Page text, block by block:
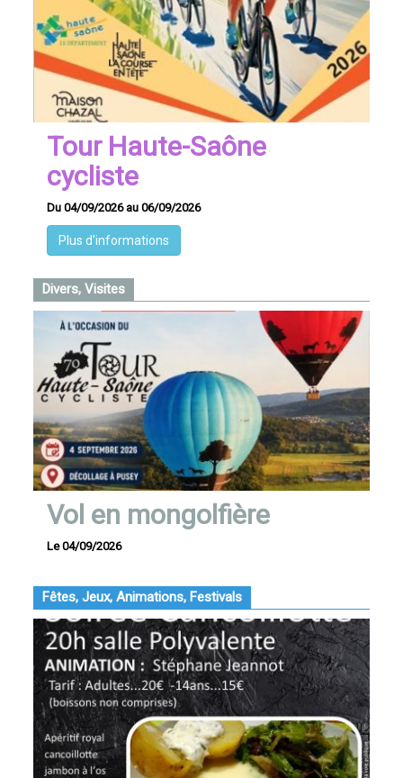
Tour Haute-Saône
cycliste
Du 04/09/2026 au 06/09/2026
Plus d'informations
Divers, Visites
Vol en mongolfière
Le 04/09/2026
Fêtes, Jeux, Animations, Festivals